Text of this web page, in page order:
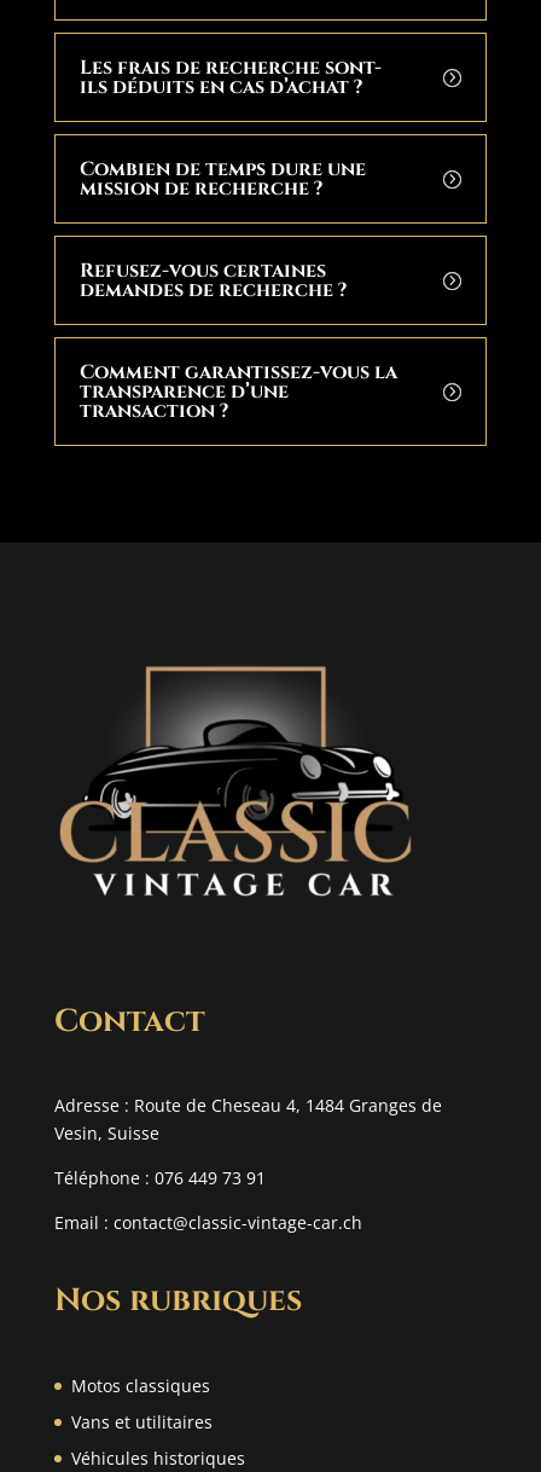
Les frais de recherche sont-
ils déduits en cas d’achat ?
Combien de temps dure une
mission de recherche ?
Refusez-vous certaines
demandes de recherche ?
Comment garantissez-vous la
transparence d’une
transaction ?
Contact
Adresse : Route de Cheseau 4, 1484 Granges de
Vesin, Suisse
Téléphone : 076 449 73 91
Email : contact@classic-vintage-car.ch
Nos rubriques
Motos classiques
Vans et utilitaires
Véhicules historiques